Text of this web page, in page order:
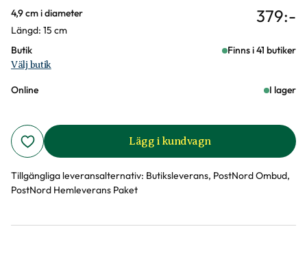
Varianter4,9 cm i diameter
Längd: 15 cm
379:-
Butik Finns i 41 butiker
Välj butik
Online I lager
Lägg i kundvagn
Tillgängliga leveransalternativ: Butiksleverans, PostNord Ombud,
PostNord Hemleverans Paket